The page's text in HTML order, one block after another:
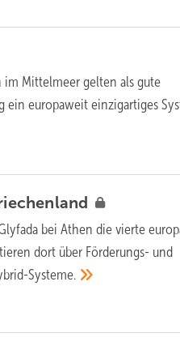
Mittelmeer gelten als gute
ein europaweit einzigartiges
bei Athen die vierte
dort über Förderungs- und
Systeme.